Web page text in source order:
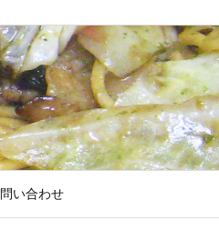
問い合わせ